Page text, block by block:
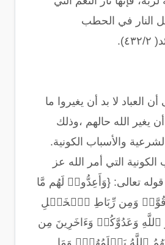
النار في الحطب
٢).
العباد لا بد أن يغيروا ما
يغير الله حالهم ،وذلك
والأسباب الكونية.
التي أمر الله عز
تعالى: {وَأَعِدُّوا۟ لَهُم مَّا
وَمِن رِّبَاطِ ٱلۡخَیۡلِ
وَعَدُوَّكُمۡ وَءَاخَرِینَ مِن